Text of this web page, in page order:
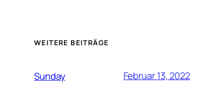
WEITERE BEITRÄGE
Sunday Februar 13, 2022